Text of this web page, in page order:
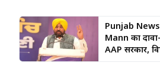
Punjab
Mann का
AAP सरकार,